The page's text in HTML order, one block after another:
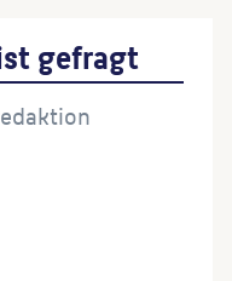
gefragt